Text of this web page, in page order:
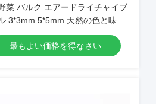
菜 バルク エアードライチャイブ
3*3mm 5*5mm 天然の色と味
最もよい価格を得なさい